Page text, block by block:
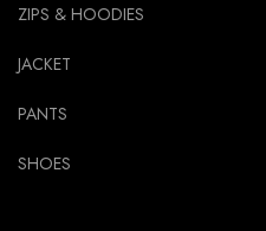
ZIPS & HOODIES
JACKET
PANTS
SHOES